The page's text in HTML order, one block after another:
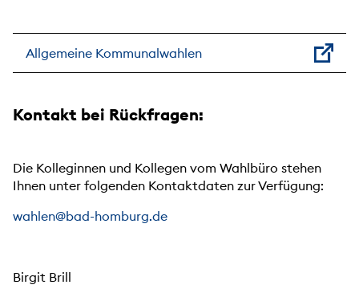
Allgemeine Kommunalwahlen
Kontakt bei Rückfragen:
Die Kolleginnen und Kollegen vom Wahlbüro stehen
Ihnen unter folgenden Kontaktdaten zur Verfügung:
wahlen@bad-homburg.de
Birgit Brill